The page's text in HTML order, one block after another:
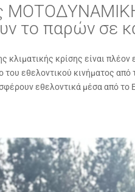
ΜΟΤΟΔΥΝΑΜΙΚΗ
το παρών σε
κλιματικής κρίσης είναι
του εθελοντικού κινήματος
εθελοντικά μέσα από το